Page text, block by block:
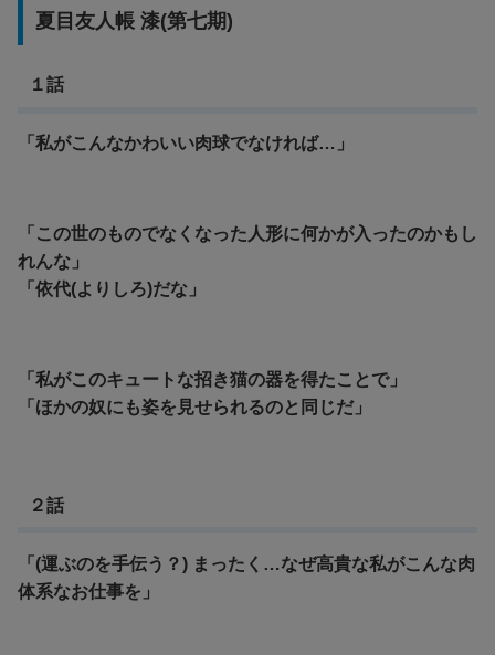
夏目友人帳 漆(第七期)
１話
「私がこんなかわいい肉球でなければ…」
「この世のものでなくなった人形に何かが入ったのかもし
れんな」
「依代(よりしろ)だな」
「私がこのキュートな招き猫の器を得たことで」
「ほかの奴にも姿を見せられるのと同じだ」
２話
「(運ぶのを手伝う？) まったく…なぜ高貴な私がこんな肉
体系なお仕事を」